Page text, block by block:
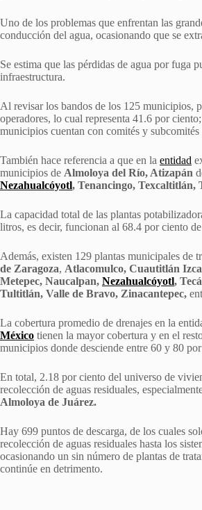
Uno de los problemas que enfrentan las
conducción del agua, ocasionando que se
Se estima que las pérdidas de agua por fuga
infraestructura.
Al revisar los bandos de los 125 municipios,
operadores, lo cual representa 41.6 por
municipios cuentan con comités y
También hace referencia a que en la entidad
municipios de Almoloya del Río, Atizapán
Nezahualcóyotl, Tenancingo, Texcaltitlán,
La capacidad total de las plantas
litros, es decir, funcionan al 68.4 por ciento
Además, existen 129 plantas municipales de
de Zaragoza, Atlacomulco, Cuautitlán
Metepec, Naucalpan, Nezahualcóyotl,
Tultitlán, Valle de Bravo, Zinacantepec,
La cobertura promedio de drenajes en la
México tienen la mayor cobertura y en el
municipios donde desciende entre 60 y 80
En total, 2.18 por ciento del universo de
recolección de aguas residuales,
Almoloya de Juárez.
Hay 699 puntos de descarga, de los cuales
recolección de aguas residuales hasta los
ocasionando un sin número de plantas de
continúe en detrimento.